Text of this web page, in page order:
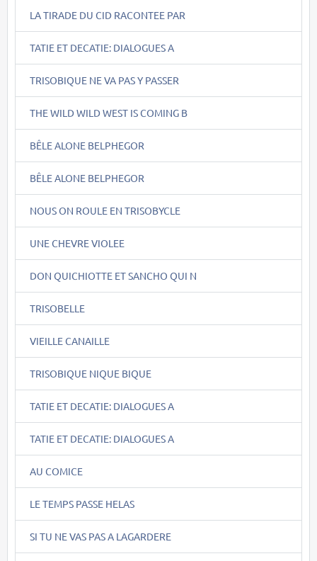
LA TIRADE DU CID RACONTEE PAR
TATIE ET DECATIE: DIALOGUES A
TRISOBIQUE NE VA PAS Y PASSER
THE WILD WILD WEST IS COMING B
BÊLE ALONE BELPHEGOR
BÊLE ALONE BELPHEGOR
NOUS ON ROULE EN TRISOBYCLE
UNE CHEVRE VIOLEE
DON QUICHIOTTE ET SANCHO QUI N
TRISOBELLE
VIEILLE CANAILLE
TRISOBIQUE NIQUE BIQUE
TATIE ET DECATIE: DIALOGUES A
TATIE ET DECATIE: DIALOGUES A
AU COMICE
LE TEMPS PASSE HELAS
SI TU NE VAS PAS A LAGARDERE